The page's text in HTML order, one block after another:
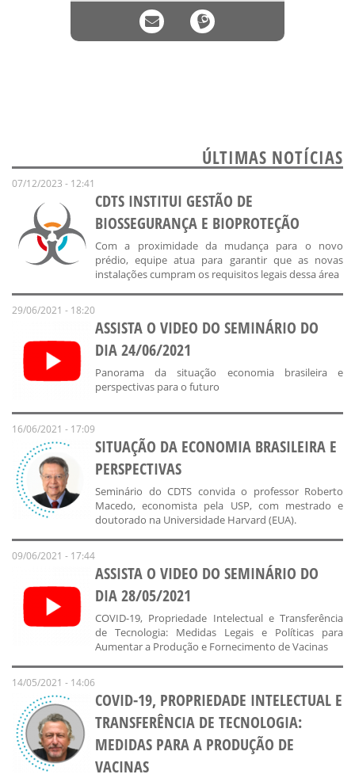
ÚLTIMAS NOTÍCIAS
07/12/2023 - 12:41
CDTS INSTITUI GESTÃO DE
BIOSSEGURANÇA E BIOPROTEÇÃO
Com a proximidade da mudança para o novo
prédio, equipe atua para garantir que as novas
instalações cumpram os requisitos legais dessa área
29/06/2021 - 18:20
ASSISTA O VIDEO DO SEMINÁRIO DO
DIA 24/06/2021
Panorama da situação economia brasileira e
perspectivas para o futuro
16/06/2021 - 17:09
SITUAÇÃO DA ECONOMIA BRASILEIRA E
PERSPECTIVAS
Seminário do CDTS convida o professor Roberto
Macedo, economista pela USP, com mestrado e
doutorado na Universidade Harvard (EUA).
09/06/2021 - 17:44
ASSISTA O VIDEO DO SEMINÁRIO DO
DIA 28/05/2021
COVID-19, Propriedade Intelectual e Transferência
de Tecnologia: Medidas Legais e Políticas para
Aumentar a Produção e Fornecimento de Vacinas
14/05/2021 - 14:06
COVID-19, PROPRIEDADE INTELECTUAL E
TRANSFERÊNCIA DE TECNOLOGIA:
MEDIDAS PARA A PRODUÇÃO DE
VACINAS